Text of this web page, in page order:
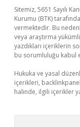
Sitemiz, 5651 Sayılı
Kurumu (BTK)
vermektedir. Bu
veya araştırma
yazdıkları içeriklerin
bu sorumluluğu kabul
Hukuka ve yasal
içerikleri,
halinde, ilgili içerikler